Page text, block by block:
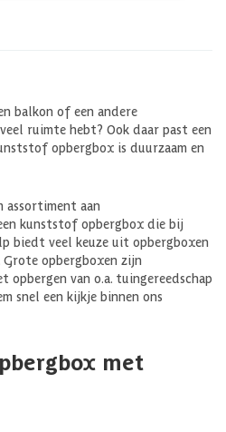
balkon of een andere
ruimte hebt? Ook daar past een
opbergbox is duurzaam en
assortiment aan
kunststof opbergbox die bij
biedt veel keuze uit opbergboxen
opbergboxen zijn
van o.a. tuingereedschap
snel een kijkje binnen ons
met